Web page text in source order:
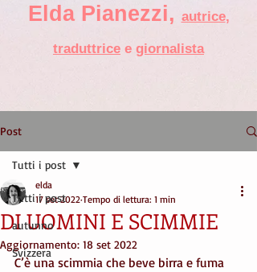
Elda Pianezzi , autrice,
traduttrice e giornalista
Post
Tutti i post
autunno
Svizzera
Tutti i post
DI UOMINI E SCIMMIE
elda
17 set 2022 Tempo di lettura: 1 min
Aggiornamento: 18 set 2022
C’è una scimmia che beve birra e fuma